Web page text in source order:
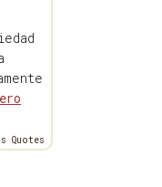
Quotes